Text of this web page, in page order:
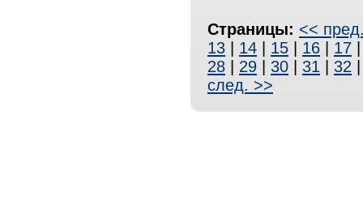
Страницы: <<
13
14 15 16 17
28
29 30 31 32
след. >>